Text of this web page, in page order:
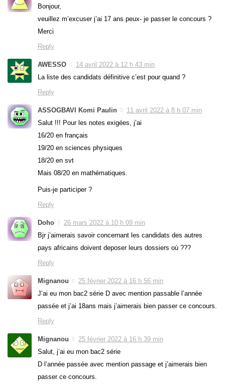
Bonjour,
veuillez m’excuser j’ai 17 ans peux- je passer le concours ?
Merci
Reply
AWESSO
14 avril 2022 à 12 h 43 min
La liste des candidats définitive c’est pour quand ?
Reply
ASSOGBAVI Komi Paulin
11 avril 2022 à 8 h 07 min
Salut !!! Pour les notes exigées, j’ai
16/20 en français
19/20 en sciences physiques
18/20 en svt
Mais 08/20 en mathématiques.
Puis-je participer ?
Reply
Doho
26 mars 2022 à 10 h 09 min
Bjr j’aimerais savoir concernant les candidats des autres
pays africains doivent deposer leurs dossiers où ???
Reply
Mignanou
25 février 2022 à 16 h 56 min
J’ai eu mon bac2 série D avec mention passable l’année
passée et j’ai 18ans mais j’aimerais bien passer ce concours.
Reply
Mignanou
25 février 2022 à 16 h 39 min
Salut, j’ai eu mon bac2 série
D l’année passée avec mention passage et j’aimerais bien
passer ce concours.